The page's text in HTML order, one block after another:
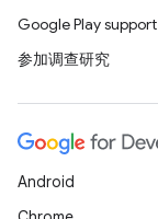
Google Play support
参加调查研究
Android